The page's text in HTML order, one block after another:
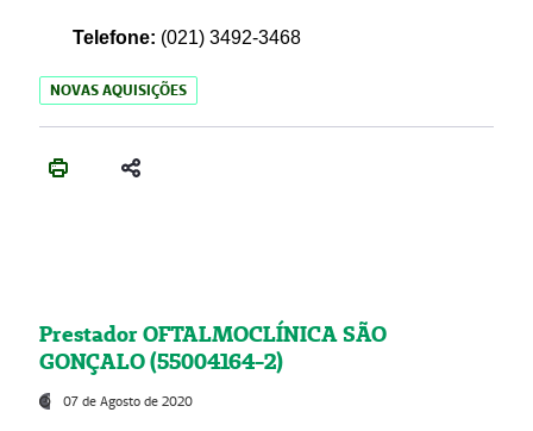
Telefone: (021) 3492-3468
NOVAS AQUISIÇÕES
Prestador OFTALMOCLÍNICA SÃO
GONÇALO (55004164-2)
07 de Agosto de 2020